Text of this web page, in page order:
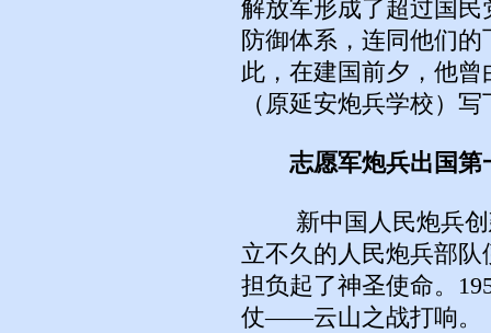
解放军形成了超过国
防御体系，连同他们
此，在建国前夕，他
（原延安炮兵学校）
志愿军炮兵出国第
新中国人民炮兵创
立不久的人民炮兵部
担负起了神圣使命。
仗——云山之战打响。